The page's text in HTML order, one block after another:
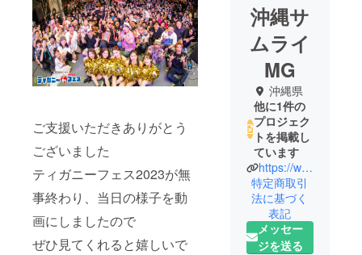
ご支援いただきありがとう
ございました
ティガニーフェス2023が無
事終わり、当日の様子を動
画にしましたので
ぜひ見てくれると嬉しいで
沖縄サ
ムライ
MG
沖縄県
他に1件の
プロジェク
トを掲載し
ています
https://www.youtube.com/@OKINAWASAMURAI
特定商取引
法に基づく
表記
メッセー
ジを送る